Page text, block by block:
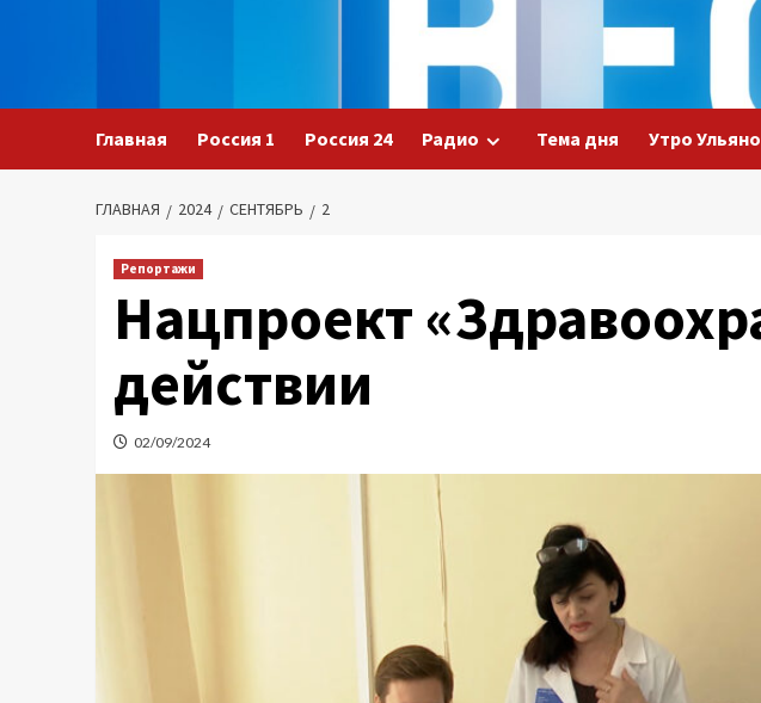
Главная Россия 1 Россия 24 Радио Тема дня Утро
ГЛАВНАЯ 2024 СЕНТЯБРЬ 2
Репортажи
Нацпроект
действии
02/09/2024